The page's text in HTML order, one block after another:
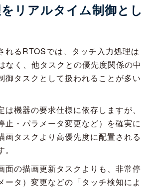
リアルタイム制御とし
れるRTOSでは、タッチ入力処理は
なく、他タスクとの優先度関係の中
御タスクとして扱われることが多い
は機器の要求仕様に依存しますが、
止・パラメータ変更など）を確実に
画タスクより高優先度に配置される
面の描画更新タスクよりも、非常停
ータ）変更などの「タッチ検知によ